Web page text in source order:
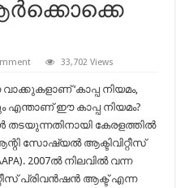
33,702 Views
‘കാപ്പ നിയമം,
എന്താണ് ഈ കാപ്പ നിയമം?
കേരളത്തിൽ
സോഷ്യൽ ആക്ടിവിറ്റീസ്
2007ൽ നിലവിൽ വന്ന
പ്രിവൻഷൻ ആക്ട് എന്ന